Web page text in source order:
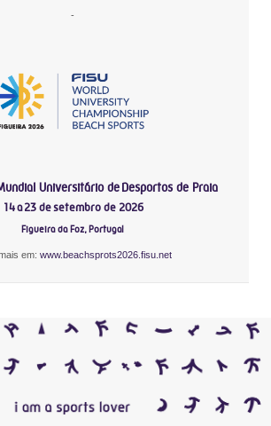
-
Universitário de Desportos de Praia
14 a 23 de setembro de 2026
Figueira da Foz, Portugal
em: www.beachsprots2026.fisu.net